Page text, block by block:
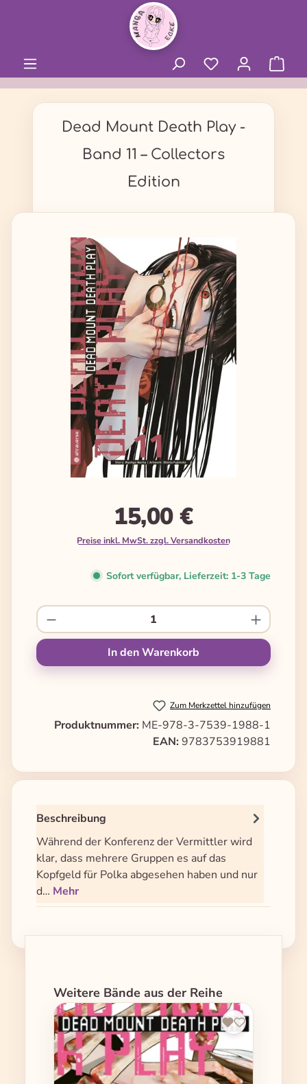
Dead Mount Death Play -
Band 11 – Collectors
Edition
Bildergalerie überspringen
15,00 €
Preise inkl. MwSt. zzgl. Versandkosten
Sofort verfügbar, Lieferzeit: 1-3 Tage
Produkt Anzahl: Gib den gewünschten
In den Warenkorb
Zum Merkzettel hinzufügen
Produktnummer: ME-978-3-7539-1988-1
EAN: 9783753919881
Beschreibung
Während der Konferenz der Vermittler wird
klar, dass mehrere Gruppen es auf das
Kopfgeld für Polka abgesehen haben und nur
d… Mehr
Produktgalerie überspringen
Weitere Bände aus der Reihe